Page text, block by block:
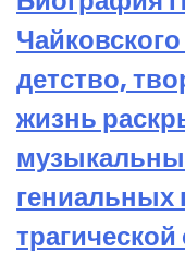
детство,
жизнь
гениальных